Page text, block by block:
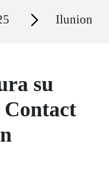
Secciones Ilunion
su
Contact